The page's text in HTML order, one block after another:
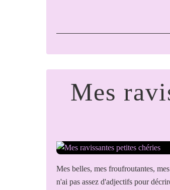
Mes
Mes belles, mes froufroutantes,
n'ai pas assez d'adjectifs pour